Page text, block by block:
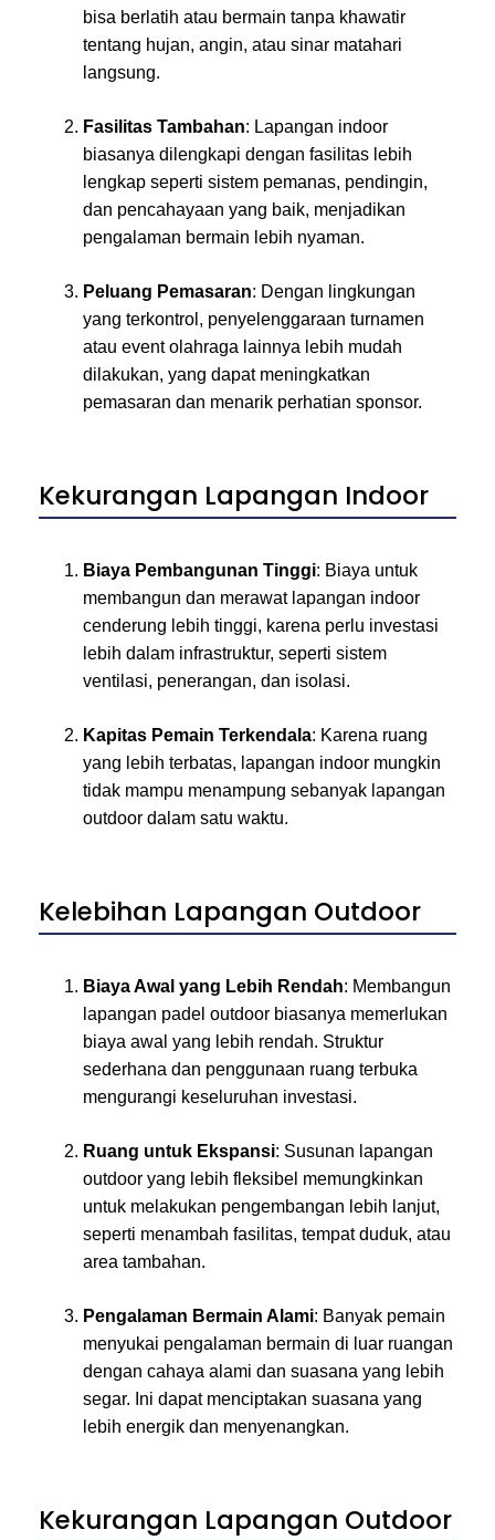
bisa berlatih atau bermain tanpa khawatir
tentang hujan, angin, atau sinar matahari
langsung.
Fasilitas Tambahan: Lapangan indoor
biasanya dilengkapi dengan fasilitas lebih
lengkap seperti sistem pemanas, pendingin,
dan pencahayaan yang baik, menjadikan
pengalaman bermain lebih nyaman.
Peluang Pemasaran: Dengan lingkungan
yang terkontrol, penyelenggaraan turnamen
atau event olahraga lainnya lebih mudah
dilakukan, yang dapat meningkatkan
pemasaran dan menarik perhatian sponsor.
Kekurangan Lapangan Indoor
Biaya Pembangunan Tinggi: Biaya untuk
membangun dan merawat lapangan indoor
cenderung lebih tinggi, karena perlu investasi
lebih dalam infrastruktur, seperti sistem
ventilasi, penerangan, dan isolasi.
Kapitas Pemain Terkendala: Karena ruang
yang lebih terbatas, lapangan indoor mungkin
tidak mampu menampung sebanyak lapangan
outdoor dalam satu waktu.
Kelebihan Lapangan Outdoor
Biaya Awal yang Lebih Rendah: Membangun
lapangan padel outdoor biasanya memerlukan
biaya awal yang lebih rendah. Struktur
sederhana dan penggunaan ruang terbuka
mengurangi keseluruhan investasi.
Ruang untuk Ekspansi: Susunan lapangan
outdoor yang lebih fleksibel memungkinkan
untuk melakukan pengembangan lebih lanjut,
seperti menambah fasilitas, tempat duduk, atau
area tambahan.
Pengalaman Bermain Alami: Banyak pemain
menyukai pengalaman bermain di luar ruangan
dengan cahaya alami dan suasana yang lebih
segar. Ini dapat menciptakan suasana yang
lebih energik dan menyenangkan.
Kekurangan Lapangan Outdoor